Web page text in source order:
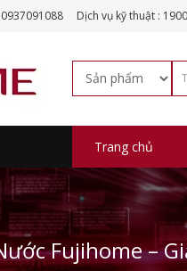
Dịch vụ kỹ thuật :
Trang chủ
Fujihome –